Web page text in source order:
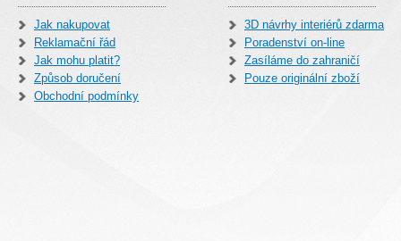
Jak nakupovat
Reklamační řád
Jak mohu platit?
Způsob doručení
Obchodní podmínky
3D návrhy interiérů zdarma
Poradenství on-line
Zasíláme do zahraničí
Pouze originální zboží